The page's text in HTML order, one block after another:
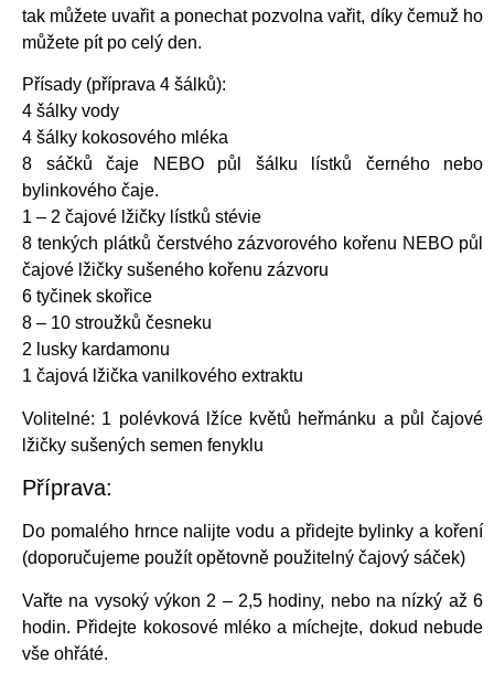
tak můžete uvařit a ponechat pozvolna vařit, díky čemuž ho
můžete pít po celý den.
Přísady (příprava 4 šálků):
4 šálky vody
4 šálky kokosového mléka
8 sáčků čaje NEBO půl šálku lístků černého nebo
bylinkového čaje.
1 – 2 čajové lžičky lístků stévie
8 tenkých plátků čerstvého zázvorového kořenu NEBO půl
čajové lžičky sušeného kořenu zázvoru
6 tyčinek skořice
8 – 10 stroužků česneku
2 lusky kardamonu
1 čajová lžička vanilkového extraktu
Volitelné: 1 polévková lžíce květů heřmánku a půl čajové
lžičky sušených semen fenyklu
Příprava:
Do pomalého hrnce nalijte vodu a přidejte bylinky a koření
(doporučujeme použít opětovně použitelný čajový sáček)
Vařte na vysoký výkon 2 – 2,5 hodiny, nebo na nízký až 6
hodin. Přidejte kokosové mléko a míchejte, dokud nebude
vše ohřáté.